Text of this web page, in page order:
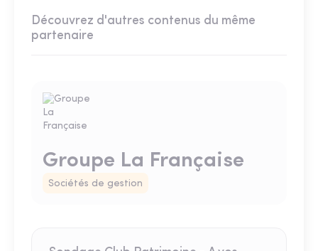
Découvrez d'autres contenus du même
partenaire
Groupe La Française
Sociétés de gestion